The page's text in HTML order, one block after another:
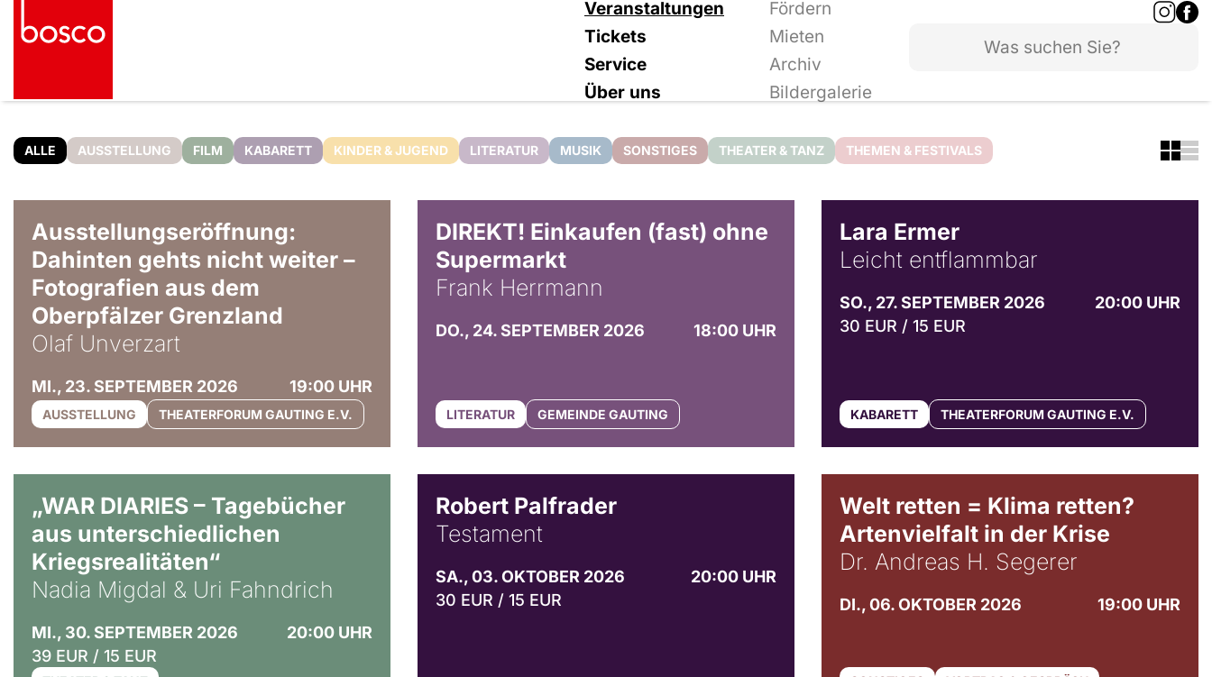
Veranstaltungen
Fördern
Tickets
Mieten
Service
Archiv
Über uns
Bildergalerie
ALLE AUSSTELLUNG FILM KABARETT KINDER & JUGEND LITERATUR MUSIK SONSTIGES THEATER & TANZ THEMEN & FESTIVALS
Ausstellungseröffnung:
Dahinten gehts nicht weiter –
Fotografien aus dem
Oberpfälzer Grenzland
Olaf Unverzart
MI., 23. SEPTEMBER 2026 19:00 UHR
AUSSTELLUNG THEATERFORUM GAUTING E.V.
DIREKT! Einkaufen (fast) ohne
Supermarkt
Frank Herrmann
DO., 24. SEPTEMBER 2026 18:00 UHR
LITERATUR GEMEINDE GAUTING
Lara Ermer
Leicht entflammbar
SO., 27. SEPTEMBER 2026
20:00 UHR
30 EUR / 15 EUR
KABARETT THEATERFORUM GAUTING E.V.
„WAR DIARIES – Tagebücher
aus unterschiedlichen
Kriegsrealitäten“
Nadia Migdal & Uri Fahndrich
MI., 30. SEPTEMBER 2026
20:00 UHR
39 EUR / 15 EUR
Robert Palfrader
Testament
SA., 03. OKTOBER 2026
20:00 UHR
30 EUR / 15 EUR
Welt retten = Klima retten?
Artenvielfalt in der Krise
Dr. Andreas H. Segerer
DI., 06. OKTOBER 2026 19:00 UHR